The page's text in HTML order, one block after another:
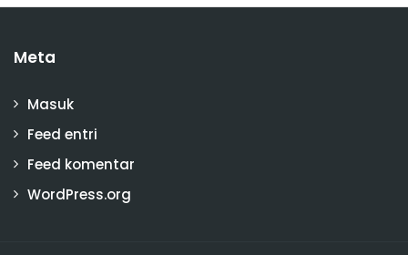
Meta
Masuk
Feed entri
Feed komentar
WordPress.org